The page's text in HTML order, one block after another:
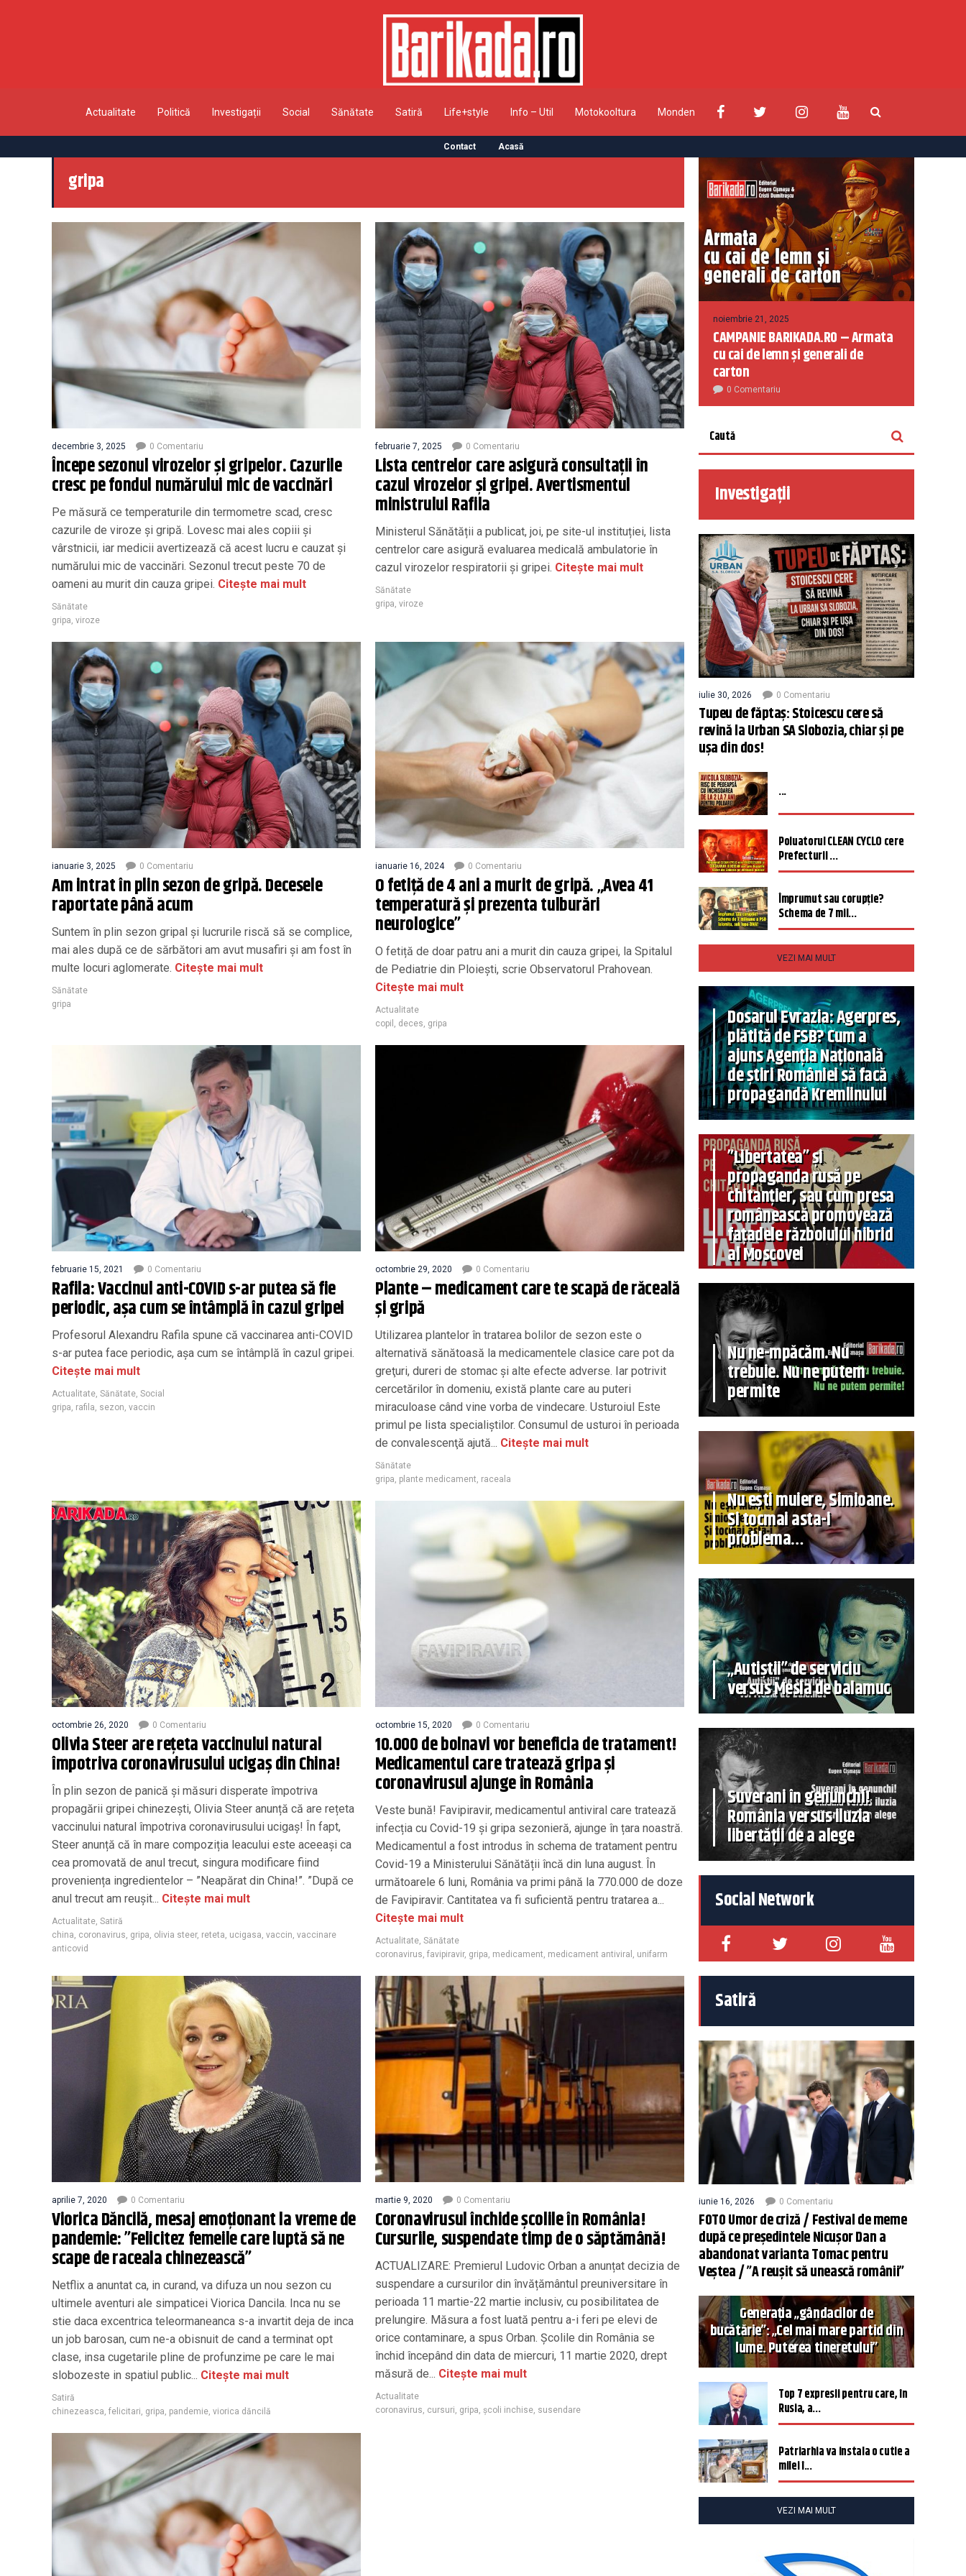
Actualitate Politică Investigații Social Sănătate Satiră Life+style Info – Util Motokooltura Monden
Contact Acasă
gripa
decembrie 3, 2025 0 Comentariu
Începe sezonul virozelor şi gripelor. Cazurile
cresc pe fondul numărului mic de vaccinări
Pe măsură ce temperaturile din termometre scad, cresc
cazurile de viroze și gripă. Lovesc mai ales copiii şi
vârstnicii, iar medicii avertizează că acest lucru e cauzat şi
numărului mic de vaccinări. Sezonul trecut peste 70 de
oameni au murit din cauza gripei. Citește mai mult
Sănătate
gripa viroze
februarie 7, 2025 0 Comentariu
Lista centrelor care asigură consultații în
cazul virozelor și gripei. Avertismentul
ministrului Rafila
Ministerul Sănătății a publicat, joi, pe site-ul instituției, lista
centrelor care asigură evaluarea medicală ambulatorie în
cazul virozelor respiratorii și gripei. Citește mai mult
Sănătate
gripa viroze
ianuarie 3, 2025 0 Comentariu
Am intrat în plin sezon de gripă. Decesele
raportate până acum
Suntem în plin sezon gripal şi lucrurile riscă să se complice,
mai ales după ce de sărbători am avut musafiri şi am fost în
multe locuri aglomerate. Citește mai mult
Sănătate
gripa
ianuarie 16, 2024 0 Comentariu
O fetiță de 4 ani a murit de gripă. „Avea 41
temperatură și prezenta tulburări
neurologice”
O fetiță de doar patru ani a murit din cauza gripei, la Spitalul
de Pediatrie din Ploiești, scrie Observatorul Prahovean.
Citește mai mult
Actualitate
copil
deces gripa
februarie 15, 2021 0 Comentariu
Rafila: Vaccinul anti-COVID s-ar putea să fie
periodic, așa cum se întâmplă în cazul gripei
Profesorul Alexandru Rafila spune că vaccinarea anti-COVID
s-ar putea face periodic, așa cum se întâmplă în cazul gripei.
Citește mai mult
Actualitate Sănătate Social
gripa rafila sezon vaccin
octombrie 29, 2020 0 Comentariu
Plante – medicament care te scapă de răceală
și gripă
Utilizarea plantelor în tratarea bolilor de sezon este o
alternativă sănătoasă la medicamentele clasice care pot da
greţuri, dureri de stomac şi alte efecte adverse. Iar potrivit
cercetărilor în domeniu, există plante care au puteri
miraculoase când vine vorba de vindecare. Usturoiul Este
primul pe lista specialiştilor. Consumul de usturoi în perioada
de convalescenţă ajută... Citește mai mult
Sănătate
gripa plante medicament raceala
octombrie 26, 2020 0 Comentariu
Olivia Steer are rețeta vaccinului natural
împotriva coronavirusului ucigaș din China!
În plin sezon de panică și măsuri disperate împotriva
propagării gripei chinezești, Olivia Steer anunță că are rețeta
vaccinului natural împotriva coronavirusului ucigaș! În fapt,
Steer anunță că în mare compoziția leacului este aceeași ca
cea promovată de anul trecut, singura modificare fiind
proveniența ingredientelor – ”Neapărat din China!”. ”După ce
anul trecut am reușit... Citește mai mult
Actualitate Satiră
china coronavirus gripa olivia steer, reteta ucigasa vaccin vaccinare
anticovid
octombrie 15, 2020 0 Comentariu
10.000 de bolnavi vor beneficia de tratament!
Medicamentul care tratează gripa și
coronavirusul ajunge în România
Veste bună! Favipiravir, medicamentul antiviral care tratează
infecția cu Covid-19 și gripa sezonieră, ajunge în țara noastră.
Medicamentul a fost introdus în schema de tratament pentru
Covid-19 a Ministerului Sănătății încă din luna august. În
următoarele 6 luni, România va primi până la 770.000 de doze
de Favipiravir. Cantitatea va fi suficientă pentru tratarea a...
Citește mai mult
Actualitate Sănătate
coronavirus favipiravir, gripa medicament medicament antiviral unifarm
aprilie 7, 2020 0 Comentariu
Viorica Dăncilă, mesaj emoționant la vreme de
pandemie: ”Felicitez femeile care luptă să ne
scape de raceala chinezească”
Netflix a anuntat ca, in curand, va difuza un nou sezon cu
ultimele aventuri ale simpaticei Viorica Dancila. Inca nu se
stie daca excentrica teleormaneanca s-a invartit deja de inca
un job barosan, cum ne-a obisnuit de cand a terminat opt
clase, insa cugetarile pline de profunzime pe care le mai
slobozeste in spatiul public... Citește mai mult
Satiră
chinezeasca felicitari gripa pandemie viorica dăncilă
martie 9, 2020 0 Comentariu
Coronavirusul închide școlile în România!
Cursurile, suspendate timp de o săptămână!
ACTUALIZARE: Premierul Ludovic Orban a anunțat decizia de
suspendare a cursurilor din învățământul preuniversitare în
perioada 11 martie-22 martie inclusiv, cu posibilitatea de
prelungire. Măsura a fost luată pentru a-i feri pe elevi de
orice contaminare, a spus Orban. Școlile din România se
închid începând din data de miercuri, 11 martie 2020, drept
măsură de... Citește mai mult
Actualitate
coronavirus cursuri gripa şcoli inchise susendare
noiembrie 21, 2025
CAMPANIE BARIKADA.RO – Armata
cu cai de lemn și generali de
carton
0 Comentariu
Investigații
iulie 30, 2026 0 Comentariu
Tupeu de făptaș: Stoicescu cere să
revină la Urban SA Slobozia, chiar și pe
ușa din dos!
...
Poluatorul CLEAN CYCLO cere
Prefecturii ...
Împrumut sau corupție?
Schema de 7 mil...
VEZI MAI MULT
Dosarul Evrazia: Agerpres,
plătită de FSB? Cum a
ajuns Agenția Națională
de știri României să facă
propagandă Kremlinului
”Libertatea” și
propaganda rusă pe
chitanțier, sau cum presa
românească promovează
fațadele războiului hibrid
al Moscovei
Nu ne-mpăcăm. Nu
trebuie. Nu ne putem
permite
Nu ești muiere, Simioane.
Și tocmai asta-i
problema…
„Autiștii” de serviciu
versus Mesia de balamuc
Suverani în genunchi!
România versus iluzia
libertății de a alege
Social Network
Satiră
iunie 16, 2026 0 Comentariu
FOTO Umor de criză / Festival de meme
după ce președintele Nicușor Dan a
abandonat varianta Tomac pentru
Veștea / ”A reușit să unească românii”
Generația „gândacilor de
bucătărie”: „Cel mai mare partid din
lume. Puterea tineretului”
Top 7 expresii pentru care, în
Rusia, a...
Patriarhia va instala o cutie a
milei î...
VEZI MAI MULT